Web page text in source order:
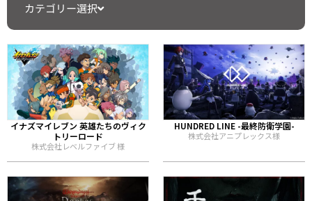
カテゴリー選択
イナズマイレブン 英雄たちのヴィク
トリーロード
株式会社レベルファイブ 様
HUNDRED LINE -最終防衛学園-
株式会社アニプレックス様